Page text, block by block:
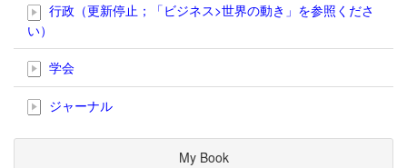
行政（更新停止；「ビジネス>世界の動き」を参照くださ
い）
学会
ジャーナル
My Book